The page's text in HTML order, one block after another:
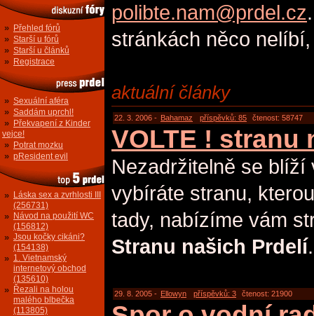
» Přehled fórů
» Starší u fórů
» Starší u článků
» Registrace
» Sexuální aféra
» Saddám uprchl!
» Překvapení z Kinder
vejce!
» Potrat mozku
» pResident evil
» Láska sex a zvrhlosti III
(256731)
» Návod na použití WC
(156812)
» Jsou kočky cikáni?
(154138)
» 1. Vietnamský
internetový obchod
(135610)
» Řezali na holou
malého blbečka
(113805)
polibte.nam@prdel.cz
stránkách něco
aktuální články
22. 3. 2006 - Bahamaz příspěvků: 85 čtenost: 58747
VOLTE ! stranu
Nezadržitelně se blíží
vybíráte stranu,
tady, nabízíme vám
Stranu našich Prdelí.
29. 8. 2005 - Ellowyn příspěvků: 3 čtenost: 21900